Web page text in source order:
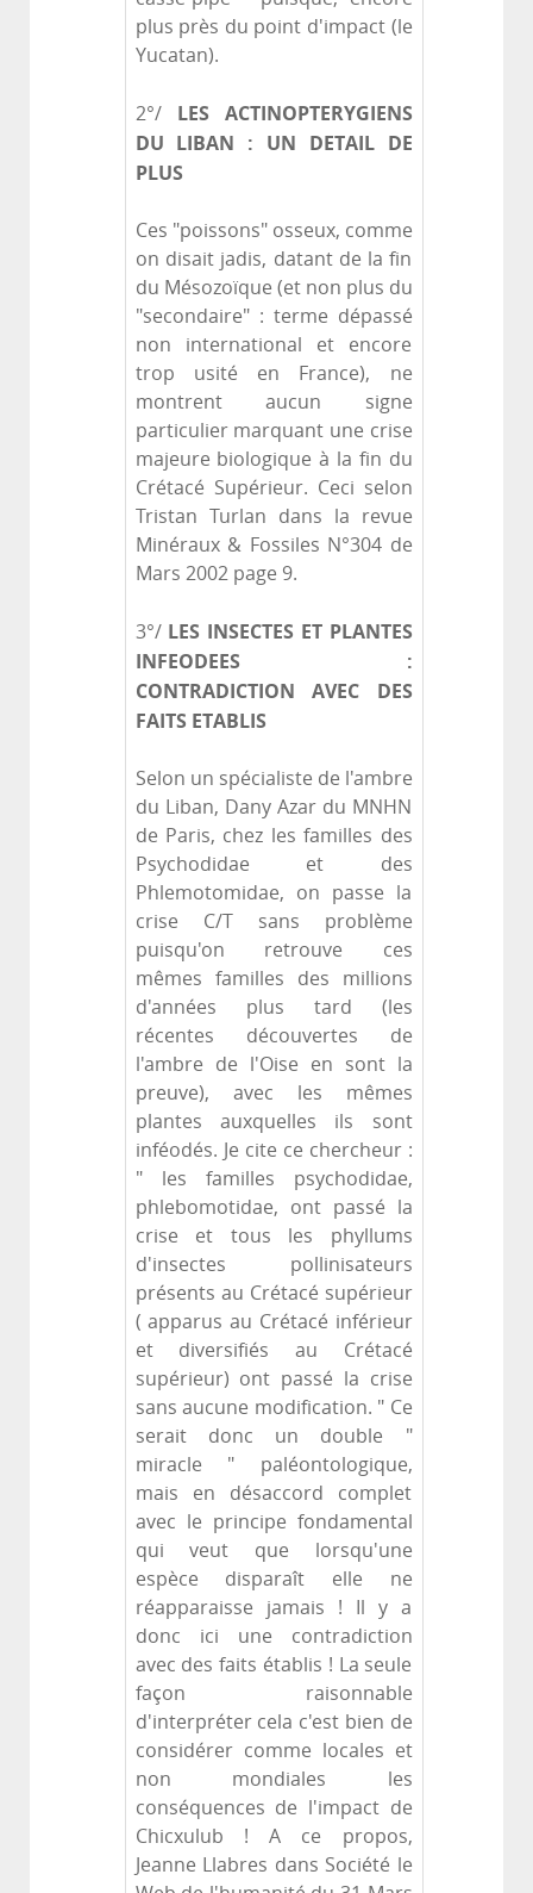
plus près du point d'impact (le
Yucatan).
2°/ LES ACTINOPTERYGIENS
DU LIBAN : UN DETAIL DE
PLUS
Ces "poissons" osseux, comme
on disait jadis, datant de la fin
du Mésozoïque (et non plus du
"secondaire" : terme dépassé
non international et encore
trop usité en France), ne
montrent aucun signe
particulier marquant une crise
majeure biologique à la fin du
Crétacé Supérieur. Ceci selon
Tristan Turlan dans la revue
Minéraux & Fossiles N°304 de
Mars 2002 page 9.
3°/ LES INSECTES ET PLANTES
INFEODEES :
CONTRADICTION AVEC DES
FAITS ETABLIS
Selon un spécialiste de l'ambre
du Liban, Dany Azar du MNHN
de Paris, chez les familles des
Psychodidae et des
Phlemotomidae, on passe la
crise C/T sans problème
puisqu'on retrouve ces
mêmes familles des millions
d'années plus tard (les
récentes découvertes de
l'ambre de l'Oise en sont la
preuve), avec les mêmes
plantes auxquelles ils sont
inféodés. Je cite ce chercheur :
" les familles psychodidae,
phlebomotidae, ont passé la
crise et tous les phyllums
d'insectes pollinisateurs
présents au Crétacé supérieur
( apparus au Crétacé inférieur
et diversifiés au Crétacé
supérieur) ont passé la crise
sans aucune modification. " Ce
serait donc un double "
miracle " paléontologique,
mais en désaccord complet
avec le principe fondamental
qui veut que lorsqu'une
espèce disparaît elle ne
réapparaisse jamais ! Il y a
donc ici une contradiction
avec des faits établis ! La seule
façon raisonnable
d'interpréter cela c'est bien de
considérer comme locales et
non mondiales les
conséquences de l'impact de
Chicxulub ! A ce propos,
Jeanne Llabres dans Société le